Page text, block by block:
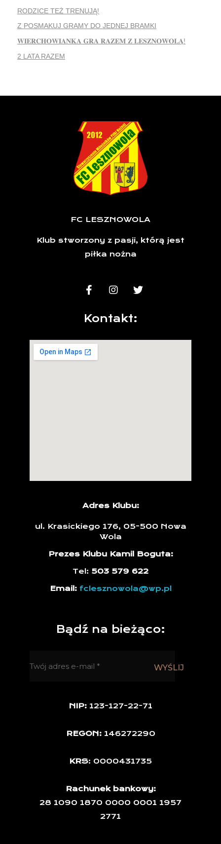
RODZICE TEŻ TRENUJĄ!
Z POSMAKUJ GRAMY DO JEDNEJ BRAMKI
𝐖𝐈𝐄𝐑𝐂𝐇𝐎𝐖𝐈𝐀𝐍𝐊𝐀 𝐆𝐑𝐀 𝐑𝐀𝐙𝐄𝐌 𝐙 𝐋𝐄𝐒𝐙𝐍𝐎𝐖𝐎𝐋𝐀̨!
2 LATA RAZEM
FC LESZNOWOLA
Klub stworzony z pasji, którą jest
piłka nożna
Kontakt:
Adres Klubu:
ul. Krasickiego 176, 05-500 Nowa
Wola
Prezes Klubu Kamil Boguta:
Tel: 503 579 622
Email: fclesznowola@wp.pl
Bądź na bieżąco:
NIP:123-127-22-71
REGON:146272290
KRS: 0000431735
Rachunek bankowy:
28 1090 1870 0000 0001 1957
2771